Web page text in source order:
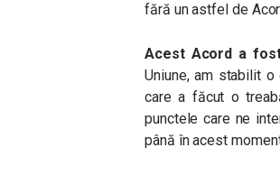
fără un astfel de
Acest Acord a
Uniune, am stabilit
care a făcut o
punctele care ne
până în acest